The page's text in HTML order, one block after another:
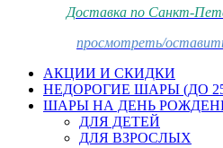
Доставка по Санкт-
просмотреть/
АКЦИИ И СКИДКИ
НЕДОРОГИЕ ШАРЫ (ДО
ШАРЫ НА ДЕНЬ
ДЛЯ ДЕТЕЙ
ДЛЯ ВЗРОСЛЫХ